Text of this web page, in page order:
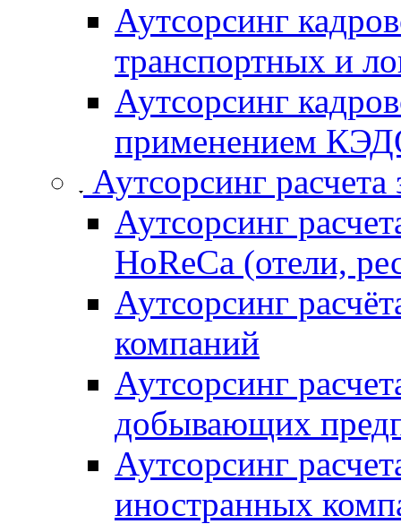
Аутсорсинг
транспортных и
Аутсорсинг
применением
Аутсорсинг
Аутсорсинг
HoReCa (отели,
Аутсорсинг
компаний
Аутсорсинг
добывающих
Аутсорсинг
иностранных